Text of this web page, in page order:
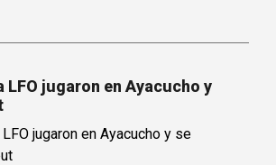
LFO jugaron en Ayacucho y